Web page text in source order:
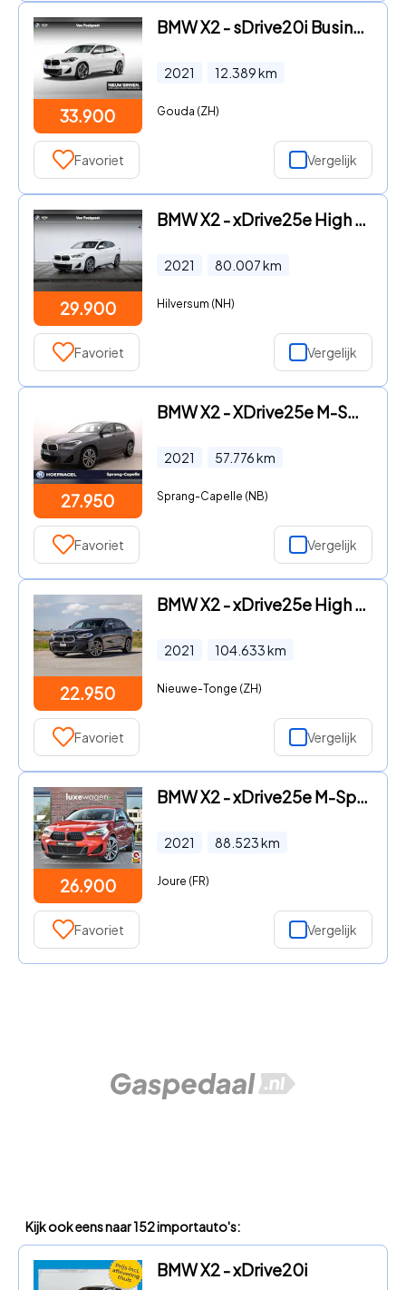
33.900
BMW X2 - sDrive20i Business Edition Plus Model M Sport
2021 12.389km
Gouda (ZH)
Favoriet Vergelijk
29.900
BMW X2 - xDrive25e High Executive
2021 80.007km
Hilversum (NH)
Favoriet Vergelijk
27.950
BMW X2 - XDrive25e M-Sport | Head Up Display | Cruise Control | Stoel
2021 57.776km
Sprang-Capelle (NB)
Favoriet Vergelijk
22.950
BMW X2 - xDrive25e High Executive M PAKKET / CARPLAY / CRUISE CONTROL
2021 104.633km
Nieuwe-Tonge (ZH)
Favoriet Vergelijk
26.900
BMW X2 - xDrive25e M-Sport Sunset Orange | ACC | Leder | Elek-klep
2021 88.523km
Joure (FR)
Favoriet Vergelijk
Kijk ook eens naar 152 importauto's:
BMW X2 - xDrive20i